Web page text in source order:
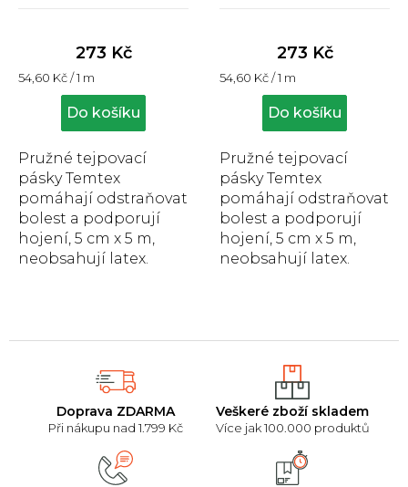
Doprava ZDARMA
Při nákupu nad 1.799 Kč
Veškeré zboží skladem
Více jak 100.000 produktů
produktu
4,9
z
hvězdiček.
273 Kč
Měrná
54,60 Kč / 1 m
Do košíku
Pružné tejpovací
pásky Temtex
pomáhají odstraňovat
bolest a podporují
hojení, 5 cm x 5 m,
neobsahují latex.
produktu
4,5
z
hvězdiček.
273 Kč
Měrná
54,60 Kč / 1 m
Do košíku
Pružné tejpovací
pásky Temtex
pomáhají odstraňovat
bolest a podporují
hojení, 5 cm x 5 m,
neobsahují latex.